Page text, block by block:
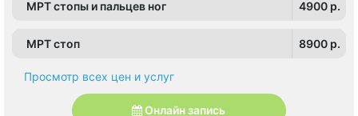
МРТ стопы и пальцев ног 4900 p.
МРТ стоп 8900 p.
Просмотр всех цен и услуг
Онлайн запись